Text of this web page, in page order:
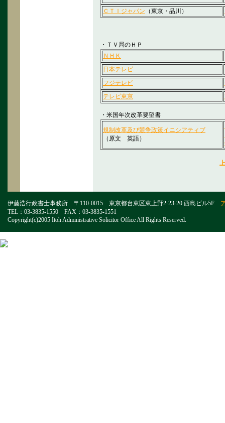
ＣＴＩジャパン （東京・品川）
・ＴＶ局のＨＰ
ＮＨＫ
日本テレビ
フジテレビ
テレビ東京
・米国年次改革要望書
規制改革及び競争政策イニシアティブ
（原文 英語）
伊藤浩行政書士事務所 〒110-0015 東京都台東区東上野2-23-20 西島ビル5F
TEL：03-3835-1550 FAX：03-3835-1551
Copyright(c)2005 Itoh Administrative Solicitor Office All Rights Reserved.